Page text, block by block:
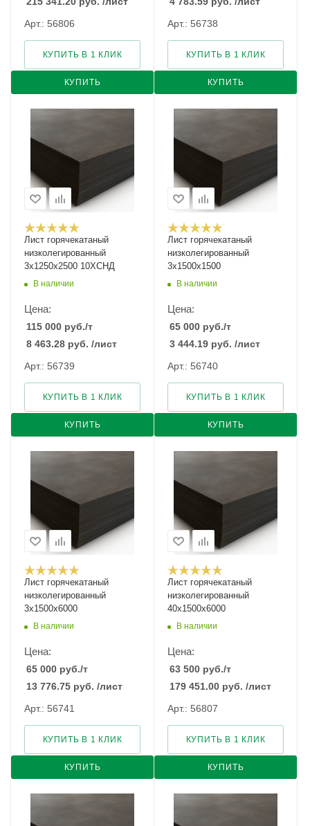
Арт.: 56806
КУПИТЬ
КУПИТЬ В 1 КЛИК
Арт.: 56738
КУПИТЬ
КУПИТЬ В 1 КЛИК
Лист горячекатаный
низколегированный
3х1250х2500 10ХСНД
В наличии
Цена:
115 000 руб./т
8 463.28 руб. /лист
Арт.: 56739
КУПИТЬ
КУПИТЬ В 1 КЛИК
Лист горячекатаный
низколегированный
3х1500х1500
В наличии
Цена:
65 000 руб./т
3 444.19 руб. /лист
Арт.: 56740
КУПИТЬ
КУПИТЬ В 1 КЛИК
Лист горячекатаный
низколегированный
3х1500х6000
В наличии
Цена:
65 000 руб./т
13 776.75 руб. /лист
Арт.: 56741
КУПИТЬ
КУПИТЬ В 1 КЛИК
Лист горячекатаный
низколегированный
40х1500х6000
В наличии
Цена:
63 500 руб./т
179 451.00 руб. /лист
Арт.: 56807
КУПИТЬ
КУПИТЬ В 1 КЛИК